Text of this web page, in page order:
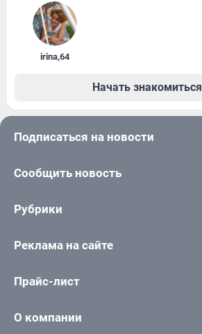
irina,64
Начать знакомиться
Подписаться на новости
Сообщить новость
Рубрики
Реклама на сайте
Прайс-лист
О компании